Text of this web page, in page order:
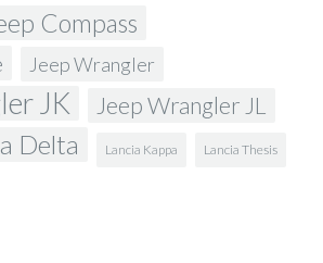
Compass
Jeep Wrangler
JK Jeep Wrangler JL
Delta Lancia Kappa Lancia Thesis